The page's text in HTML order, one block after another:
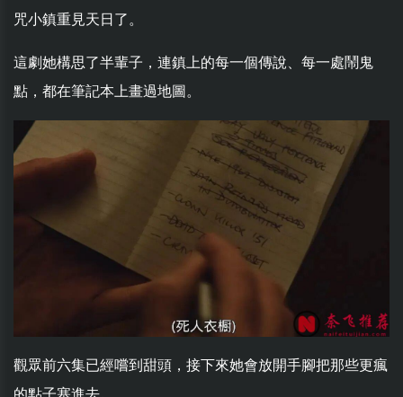
咒小鎮重見天日了。
這劇她構思了半輩子，連鎮上的每一個傳說、每一處鬧鬼
點，都在筆記本上畫過地圖。
觀眾前六集已經嚐到甜頭，接下來她會放開手腳把那些更瘋